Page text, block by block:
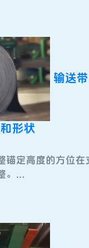
输送
形状
锚定高度的方位在
。...